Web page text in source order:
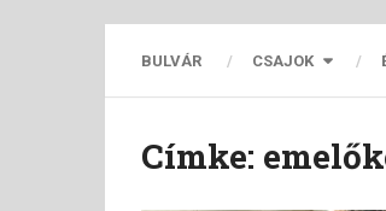
BULVÁR CSAJOK
Címke: